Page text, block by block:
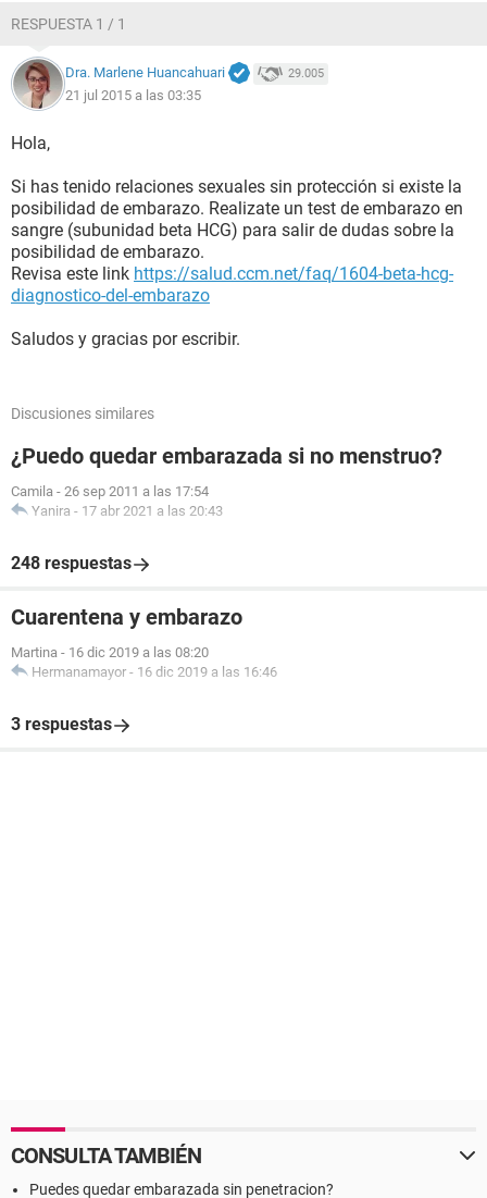
RESPUESTA 1 / 1
Dra. Marlene Huancahuari 29.005
21 jul 2015 a las 03:35
Hola,
Si has tenido relaciones sexuales sin protección si existe la
posibilidad de embarazo. Realizate un test de embarazo en
sangre (subunidad beta HCG) para salir de dudas sobre la
posibilidad de embarazo.
Revisa este link https://salud.ccm.net/faq/1604-beta-hcg-
diagnostico-del-embarazo
Saludos y gracias por escribir.
Discusiones similares
¿Puedo quedar embarazada si no menstruo?
Camila - 26 sep 2011 a las 17:54
Yanira - 17 abr 2021 a las 20:43
248 respuestas
Cuarentena y embarazo
Martina - 16 dic 2019 a las 08:20
Hermanamayor - 16 dic 2019 a las 16:46
3 respuestas
CONSULTA TAMBIÉN
Puedes quedar embarazada sin penetracion?